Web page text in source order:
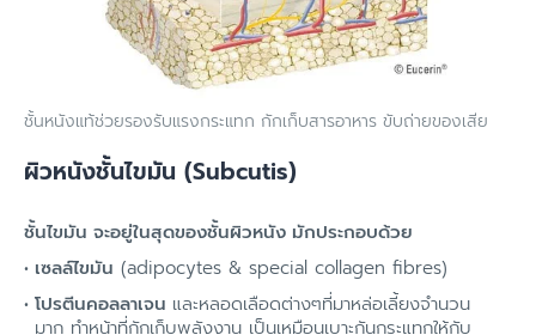
ชั้นหนังแท้ช่วยรองรับแรงกระแทก กักเก็บสารอาหาร ขับถ่ายของเสีย
ผิวหนังชั้นไขมัน (Subcutis)
ชั้นไขมัน จะอยู่ในสุดของชั้นผิวหนัง มักประกอบด้วย
เซลล์ไขมัน (adipocytes & special collagen fibres)
โปรตีนคอลลาเจน และหลอดเลือดต่างๆที่มาหล่อเลี้ยงจำนวน
มาก ทำหน้าที่กักเก็บพลังงาน เป็นเหมือนเบาะกันกระแทกให้กับ